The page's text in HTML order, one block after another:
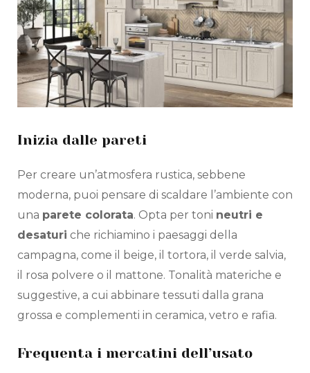
Inizia dalle pareti
Per creare un’atmosfera rustica, sebbene
moderna, puoi pensare di scaldare l’ambiente con
una parete colorata. Opta per toni neutri e
desaturi che richiamino i paesaggi della
campagna, come il beige, il tortora, il verde salvia,
il rosa polvere o il mattone. Tonalità materiche e
suggestive, a cui abbinare tessuti dalla grana
grossa e complementi in ceramica, vetro e rafia.
Frequenta i mercatini dell’usato